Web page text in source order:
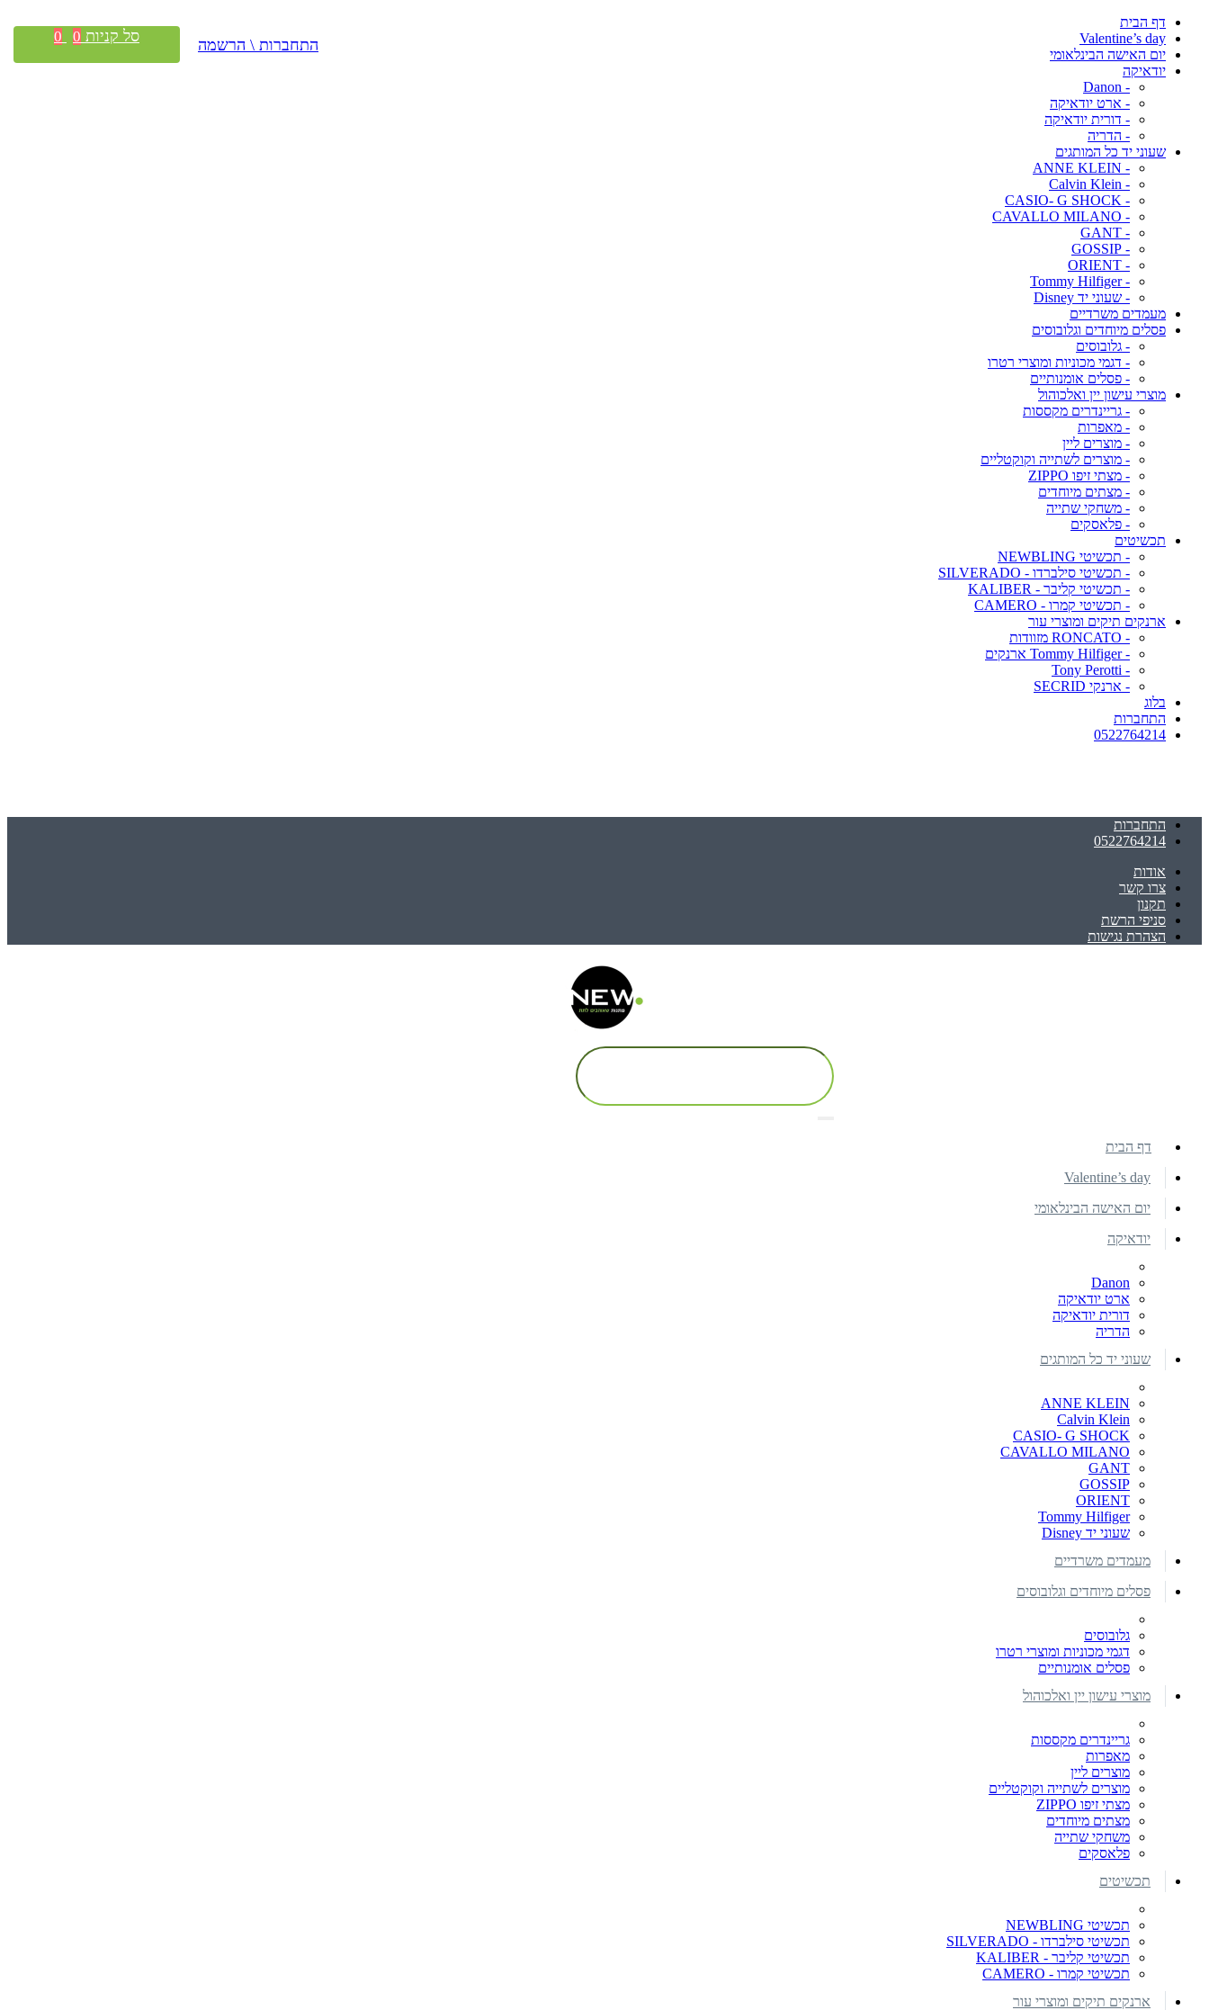
דף הבית
Valentine’s day
יום האישה הבינלאומי
יודאיקה
- Danon
- ארט יודאיקה
- דורית יודאיקה
- הדריה
שעוני יד כל המותגים
- ANNE KLEIN
- Calvin Klein
- CASIO- G SHOCK
- CAVALLO MILANO
- GANT
- GOSSIP
- ORIENT
- Tommy Hilfiger
- שעוני יד Disney
מעמדים משרדיים
פסלים מיוחדים וגלובוסים
- גלובוסים
- דגמי מכוניות ומוצרי רטרו
- פסלים אומנותיים
מוצרי עישון יין ואלכוהול
- גריינדרים מקססות
- מאפרות
- מוצרים ליין
- מוצרים לשתייה וקוקטליים
- מצתי זיפו ZIPPO
- מצתים מיוחדים
- משחקי שתייה
- פלאסקים
תכשיטים
- תכשיטי NEWBLING
- תכשיטי סילברדו - SILVERADO
- תכשיטי קליבר - KALIBER
- תכשיטי קמרו - CAMERO
ארנקים תיקים ומוצרי עור
- RONCATO מזוודות
- Tommy Hilfiger ארנקים
- Tony Perotti
- ארנקי SECRID
בלוג
התחברות
0522764214
התחברות
0522764214
אודות
צרו קשר
תקנון
סניפי הרשת
הצהרת נגישות
התחברות \ הרשמה סל קניות 0
0
דף הבית
Valentine’s day
יום האישה הבינלאומי
יודאיקה
Danon
ארט יודאיקה
דורית יודאיקה
הדריה
שעוני יד כל המותגים
ANNE KLEIN
Calvin Klein
CASIO- G SHOCK
CAVALLO MILANO
GANT
GOSSIP
ORIENT
Tommy Hilfiger
שעוני יד Disney
מעמדים משרדיים
פסלים מיוחדים וגלובוסים
גלובוסים
דגמי מכוניות ומוצרי רטרו
פסלים אומנותיים
מוצרי עישון יין ואלכוהול
גריינדרים מקססות
מאפרות
מוצרים ליין
מוצרים לשתייה וקוקטליים
מצתי זיפו ZIPPO
מצתים מיוחדים
משחקי שתייה
פלאסקים
תכשיטים
תכשיטי NEWBLING
תכשיטי סילברדו - SILVERADO
תכשיטי קליבר - KALIBER
תכשיטי קמרו - CAMERO
ארנקים תיקים ומוצרי עור